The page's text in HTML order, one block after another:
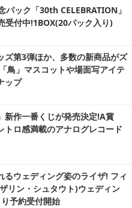
パック「30th CELEBRATION」
付中!1BOX(20パック入り)
ズ第3弾ほか、多数の新商品がズ
鳥」マスコットや場面写アイテ
ップ
新作一番くじが発売決定!A賞
トロ感満載のアナログレコード
るウェディング姿のライザ! フィ
リン・シュタウト)ウェディン
予約受付開始